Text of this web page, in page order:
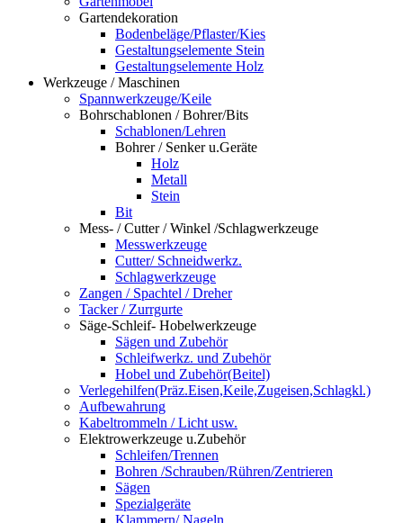
Gartendekoration
Bodenbeläge/Pflaster/Kies
Gestaltungselemente Stein
Gestaltungselemente Holz
Werkzeuge / Maschinen
Spannwerkzeuge/Keile
Bohrschablonen / Bohrer/Bits
Schablonen/Lehren
Bohrer / Senker u.Geräte
Holz
Metall
Stein
Bit
Mess- / Cutter / Winkel /Schlagwerkzeuge
Messwerkzeuge
Cutter/ Schneidwerkz.
Schlagwerkzeuge
Zangen / Spachtel / Dreher
Tacker / Zurrgurte
Säge-Schleif- Hobelwerkzeuge
Sägen und Zubehör
Schleifwerkz. und Zubehör
Hobel und Zubehör(Beitel)
Verlegehilfen(Präz.Eisen,Keile,Zugeisen,Schlagkl.)
Aufbewahrung
Kabeltrommeln / Licht usw.
Elektrowerkzeuge u.Zubehör
Schleifen/Trennen
Bohren /Schrauben/Rühren/Zentrieren
Sägen
Spezialgeräte